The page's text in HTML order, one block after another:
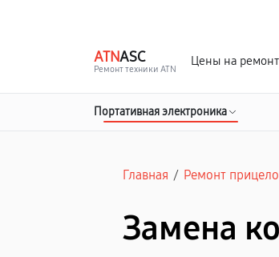
ATNASC
Ремонт техники ATN
Цены на ремонт
Портативная электроника
Главная / Ремонт
Замена